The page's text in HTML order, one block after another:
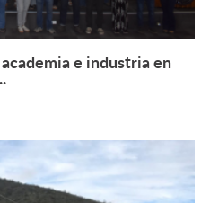
e industria en